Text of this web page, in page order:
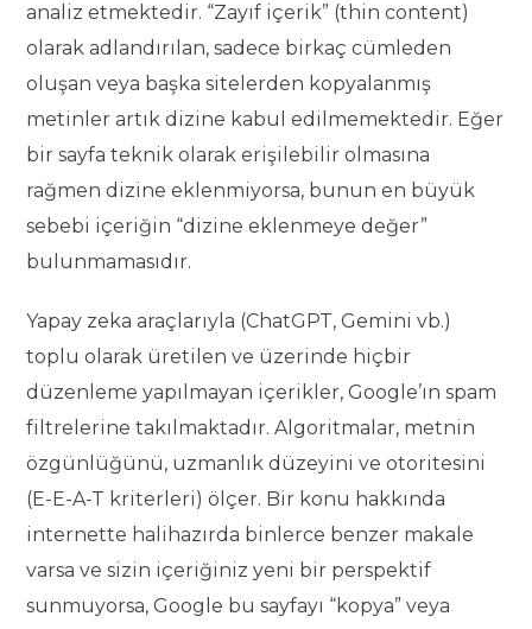
analiz etmektedir. “Zayıf içerik” (thin content)
olarak adlandırılan, sadece birkaç cümleden
oluşan veya başka sitelerden kopyalanmış
metinler artık dizine kabul edilmemektedir. Eğer
bir sayfa teknik olarak erişilebilir olmasına
rağmen dizine eklenmiyorsa, bunun en büyük
sebebi içeriğin “dizine eklenmeye değer”
bulunmamasıdır.
Yapay zeka araçlarıyla (ChatGPT, Gemini vb.)
toplu olarak üretilen ve üzerinde hiçbir
düzenleme yapılmayan içerikler, Google’ın spam
filtrelerine takılmaktadır. Algoritmalar, metnin
özgünlüğünü, uzmanlık düzeyini ve otoritesini
(E-E-A-T kriterleri) ölçer. Bir konu hakkında
internette halihazırda binlerce benzer makale
varsa ve sizin içeriğiniz yeni bir perspektif
sunmuyorsa, Google bu sayfayı “kopya” veya